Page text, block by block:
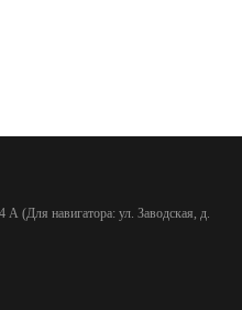
(Для навигатора: ул. Заводская, д.